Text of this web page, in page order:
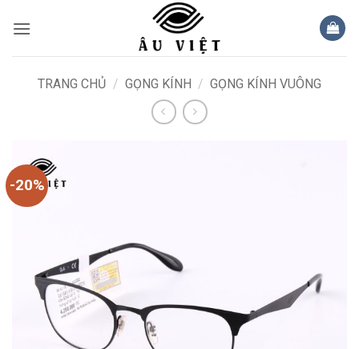
qua
TRANG CHỦ / GỌNG KÍNH / GỌNG KÍNH VUÔNG
-20%